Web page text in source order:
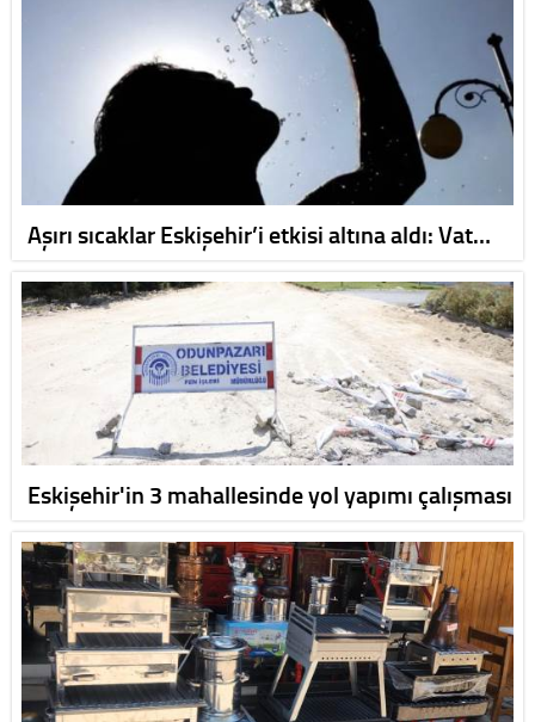
Aşırı sıcaklar Eskişehir’i etkisi altına aldı: Vat…
Eskişehir'in 3 mahallesinde yol yapımı çalışması